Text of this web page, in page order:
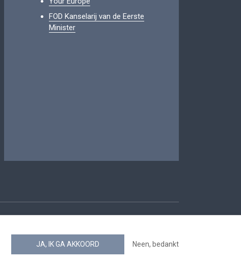
FOD Kanselarij van de Eerste
Minister
JA, IK GA AKKOORD Neen, bedankt